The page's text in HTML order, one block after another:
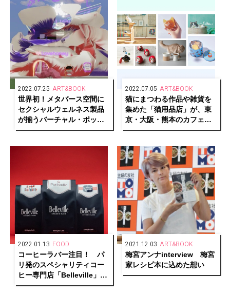
2022.07.25 ART&BOOK
世界初！メタバース空間に
セクシャルウェルネス製品
が揃うバーチャル・ポップ
アップストア
2022.07.05 ART&BOOK
猫にまつわる作品や雑貨を
集めた「猫用品店」が、東
京・大阪・熊本のカフェ＆
ブックス ビブリオテークで
2022.01.13 FOOD
コーヒーラバー注目！ パ
リ発のスペシャリティコー
ヒー専門店「Belleville」が
満を持して日本上陸。
2021.12.03 ART&BOOK
梅宮アンナinterview 梅宮
家レシピ本に込めた想い